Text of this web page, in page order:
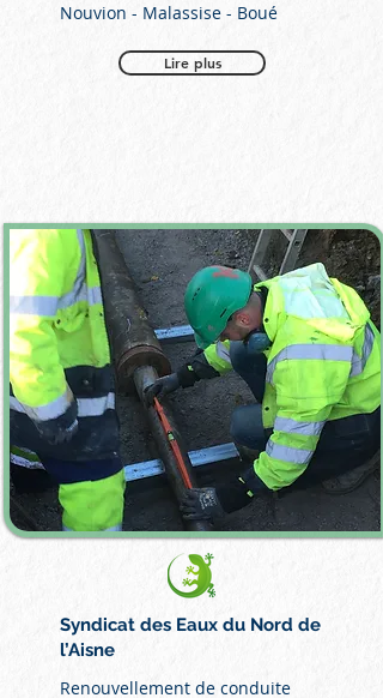
Nouvion - Malassise - Boué
Lire plus
Syndicat des Eaux du Nord de
l’Aisne
Renouvellement de conduite